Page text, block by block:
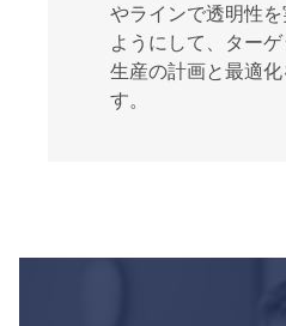
やラインで透明性
ようにして、ター
生産の計画と最適
す。